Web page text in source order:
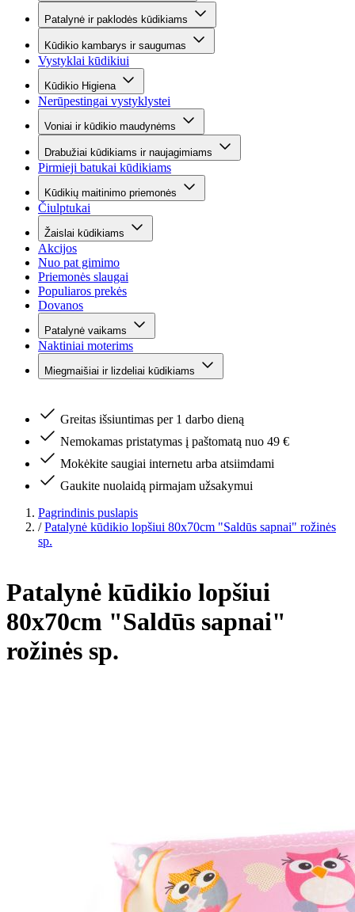
Patalynė ir paklodės kūdikiams
Kūdikio kambarys ir saugumas
Vystyklai kūdikiui
Kūdikio Higiena
Nerūpestingai vystyklystei
Voniai ir kūdikio maudynėms
Drabužiai kūdikiams ir naujagimiams
Pirmieji batukai kūdikiams
Kūdikių maitinimo priemonės
Čiulptukai
Žaislai kūdikiams
Akcijos
Nuo pat gimimo
Priemonės slaugai
Populiaros prekės
Dovanos
Patalynė vaikams
Naktiniai moterims
Miegmaišiai ir lizdeliai kūdikiams
Greitas išsiuntimas per 1 darbo dieną
Nemokamas pristatymas į paštomatą nuo 49 €
Mokėkite saugiai internetu arba atsiimdami
Gaukite nuolaidą pirmajam užsakymui
Pagrindinis puslapis
/ Patalynė kūdikio lopšiui 80x70cm "Saldūs sapnai" rožinės
sp.
Patalynė kūdikio lopšiui
80x70cm "Saldūs sapnai"
rožinės sp.